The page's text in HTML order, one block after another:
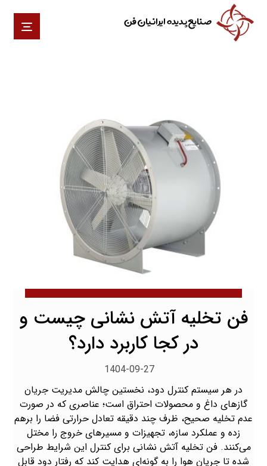
صنایع پدیده ایرانیان فن
فن تخلیه آتش نشانی چیست و
در کجا کاربرد دارد؟
1404-09-27
در هر سیستم کنترل دود، نخستین چالش مدیریت جریان
گازهای داغ و محصولات احتراق است؛ عناصری که در صورت
عدم تخلیه صحیح، ظرف چند دقیقه تعادل حرارتی فضا را برهم
زده و عملکرد سازه، تجهیزات و مسیرهای خروج را مختل
می‌کنند. فن تخلیه آتش نشانی برای کنترل این شرایط طراحی
شده تا جریان هوا را به گونه‌ای هدایت کند که رفتار دود قابل